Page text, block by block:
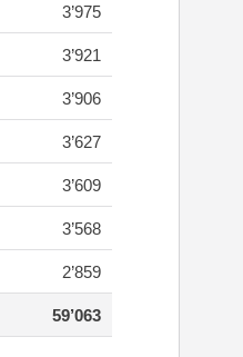
3’975
3’921
3’906
3’627
3’609
3’568
2’859
59’063